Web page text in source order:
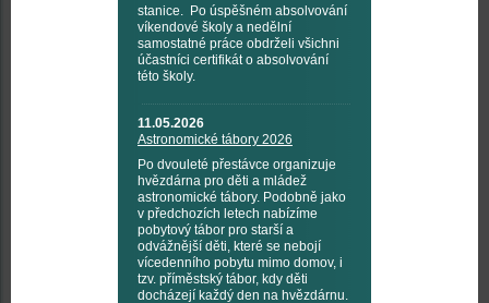
stanice. Po úspěšném absolvování
víkendové školy a nedělní
samostatné práce obdrželi všichni
účastníci certifikát o absolvování
této školy.
11.05.2026
Astronomické tábory 2026
Po dvouleté přestávce organizuje
hvězdárna pro děti a mládež
astronomické tábory. Podobně jako
v předchozích letech nabízíme
pobytový tábor pro starší a
odvážnější děti, které se nebojí
vícedenního pobytu mimo domov, i
tzv. příměstský tábor, kdy děti
docházejí každý den na hvězdárnu.